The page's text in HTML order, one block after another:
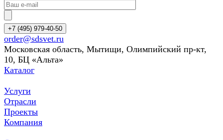
+7 (495) 979-40-50
order@sdsvet.ru
Московская область, Мытищи, Олимпийский пр-кт,
10, БЦ «Альта»
Каталог
Услуги
Отрасли
Проекты
Компания